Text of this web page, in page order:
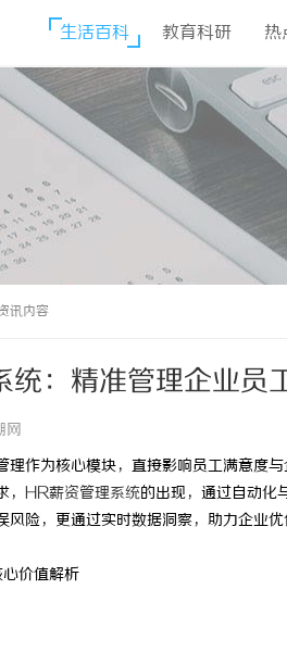
生活百科 教育科研 热
讯内容
统：精准管理企业员
网
理作为核心模块，直接影响员工满意度
HR薪资管理系统的出现，通过自动化
风险，更通过实时数据洞察，助力企业优
价值解析